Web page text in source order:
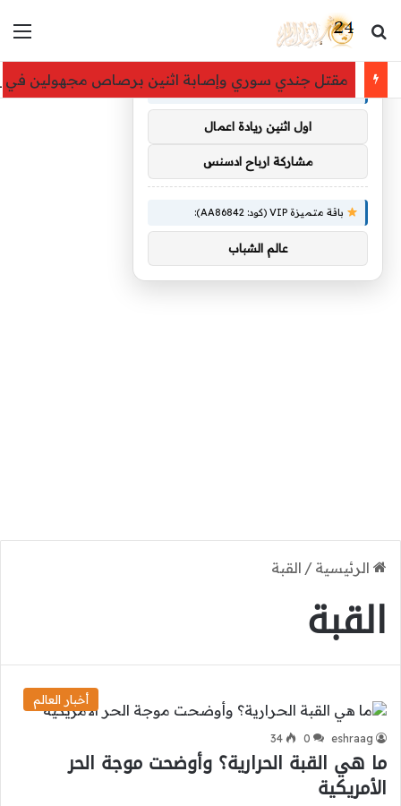
بحث عن
مقتل جندي سوري وإصابة اثنين برصاص مجهولين في
الرئيسية / القبة
القبة
أخبار العالم
eshraag
0
34
ما هي القبة الحرارية؟ وأوضحت موجة الحر
الأمريكية
توصيات :
باقة متميزة VIP (كود: AA38045):
اول اثنين ريادة اعمال
مشاركة ارباح ادسنس
باقة متميزة VIP (كود: AA86842):
عالم الشباب